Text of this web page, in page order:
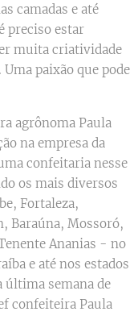
camadas e até
preciso estar
muita criatividade
paixão que pode
agrônoma Paula
na empresa da
confeitaria nesse
os mais diversos
Fortaleza,
Baraúna, Mossoró,
Ananias - no
e até nos estados
última semana de
confeiteira Paula